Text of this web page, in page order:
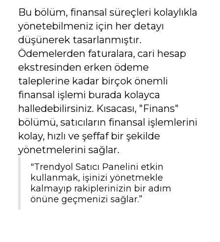
Bu bölüm, finansal süreçleri kolaylıkla
yönetebilmeniz için her detayı
düşünerek tasarlanmıştır.
Ödemelerden faturalara, cari hesap
ekstresinden erken ödeme
taleplerine kadar birçok önemli
finansal işlemi burada kolayca
halledebilirsiniz. Kısacası, "Finans"
bölümü, satıcıların finansal işlemlerini
kolay, hızlı ve şeffaf bir şekilde
yönetmelerini sağlar.
"Trendyol Satıcı Panelini etkin
kullanmak, işinizi yönetmekle
kalmayıp rakiplerinizin bir adım
önüne geçmenizi sağlar.”